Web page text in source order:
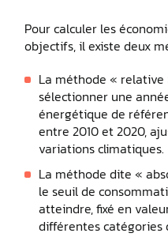
Pour calculer les
objectifs, il existe deux
La méthode « relative
sélectionner une
énergétique de
entre 2010 et 2020,
variations climatiques.
La méthode dite «
le seuil de
atteindre, fixé en
différentes catégories